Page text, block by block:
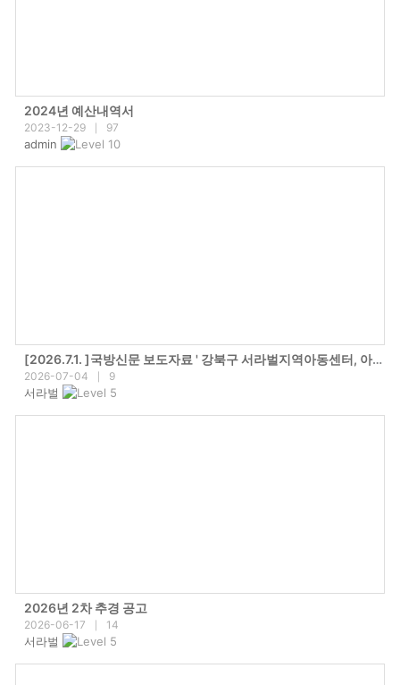
2024년 예산내역서
2023-12-29 97
admin
[2026.7.1. ]국방신문 보도자료 ' 강북구 서라벌지역아동센터, 아이들 위한 쾌적한 보금자리 조성'
2026-07-04 9
서라벌
2026년 2차 추경 공고
2026-06-17 14
서라벌